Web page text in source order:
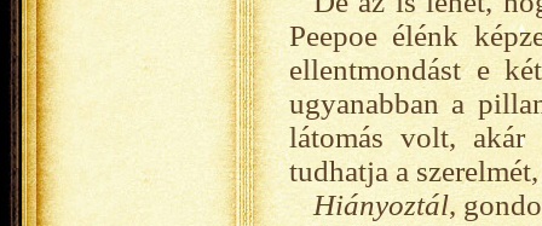
Peepoe élénk
ellentmondást e
ugyanabban a
látomás volt,
tudhatja a
Hiányoztál,